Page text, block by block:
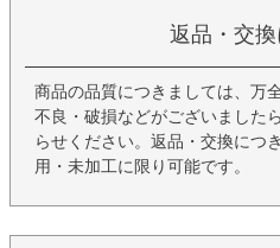
返品・交
商品の品質につきましては、万
不良・破損などがございました
らせください。返品・交換につ
用・未加工に限り可能です。